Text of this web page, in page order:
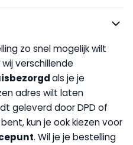
zo snel mogelijk wilt
verschillende
als je je
adres wilt laten
geleverd door DPD of
kun je ook kiezen voor
. Wil je je bestelling